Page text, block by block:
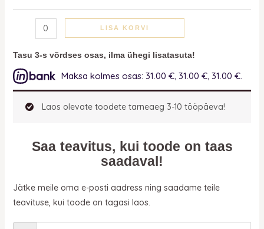
LISA KORVI
Tasu 3-s võrdses osas, ilma ühegi lisatasuta!
Maksa kolmes osas: 31.00 €, 31.00 €, 31.00 €.
Laos olevate toodete tarneaeg 3-10 tööpäeva!
Saa teavitus, kui toode on taas
saadaval!
Jätke meile oma e-posti aadress ning saadame teile
teavituse, kui toode on tagasi laos.